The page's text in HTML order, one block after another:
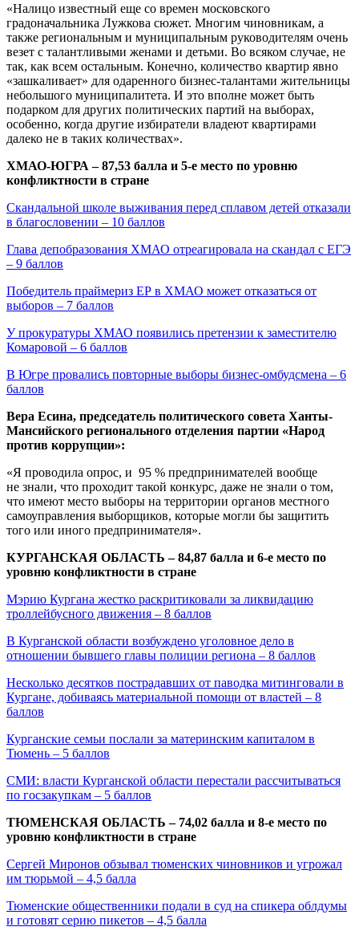
«Налицо известный еще со времен московского
градоначальника Лужкова сюжет. Многим чиновникам, а
также региональным и муниципальным руководителям очень
везет с талантливыми женами и детьми. Во всяком случае, не
так, как всем остальным. Конечно, количество квартир явно
«зашкаливает» для одаренного бизнес-талантами жительницы
небольшого муниципалитета. И это вполне может быть
подарком для других политических партий на выборах,
особенно, когда другие избиратели владеют квартирами
далеко не в таких количествах».
ХМАО-ЮГРА – 87,53 балла и 5-е место по уровню
конфликтности в стране
Скандальной школе выживания перед сплавом детей отказали
в благословении – 10 баллов
Глава депобразования ХМАО отреагировала на скандал с ЕГЭ
– 9 баллов
Победитель праймериз ЕР в ХМАО может отказаться от
выборов – 7 баллов
У прокуратуры ХМАО появились претензии к заместителю
Комаровой – 6 баллов
В Югре провались повторные выборы бизнес-омбудсмена – 6
баллов
Вера Есина, председатель политического совета Ханты-
Мансийского регионального отделения партии «Народ
против коррупции»:
«Я проводила опрос, и 95 % предпринимателей вообще
не знали, что проходит такой конкурс, даже не знали о том,
что имеют место выборы на территории органов местного
самоуправления выборщиков, которые могли бы защитить
того или иного предпринимателя».
КУРГАНСКАЯ ОБЛАСТЬ – 84,87 балла и 6-е место по
уровню конфликтности в стране
Мэрию Кургана жестко раскритиковали за ликвидацию
троллейбусного движения – 8 баллов
В Курганской области возбуждено уголовное дело в
отношении бывшего главы полиции региона – 8 баллов
Несколько десятков пострадавших от паводка митинговали в
Кургане, добиваясь материальной помощи от властей – 8
баллов
Курганские семьи послали за материнским капиталом в
Тюмень – 5 баллов
СМИ: власти Курганской области перестали рассчитываться
по госзакупкам – 5 баллов
ТЮМЕНСКАЯ ОБЛАСТЬ – 74,02 балла и 8-е место по
уровню конфликтности в стране
Сергей Миронов обзывал тюменских чиновников и угрожал
им тюрьмой – 4,5 балла
Тюменские общественники подали в суд на спикера облдумы
и готовят серию пикетов – 4,5 балла